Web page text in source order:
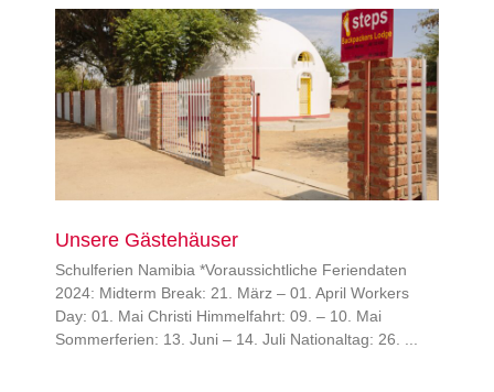
Unsere Gästehäuser
Schulferien Namibia *Voraussichtliche Feriendaten
2024: Midterm Break: 21. März – 01. April Workers
Day: 01. Mai Christi Himmelfahrt: 09. – 10. Mai
Sommerferien: 13. Juni – 14. Juli Nationaltag: 26.